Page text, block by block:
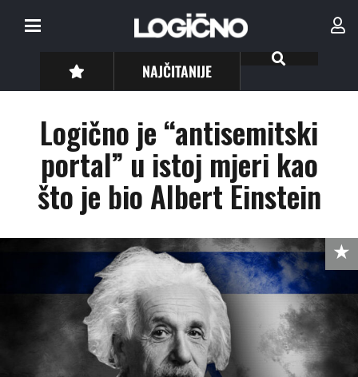
NAJČITANIJE
Logično je “antisemitski
portal” u istoj mjeri kao
što je bio Albert Einstein